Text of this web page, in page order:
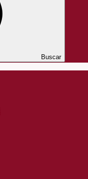
Buscar